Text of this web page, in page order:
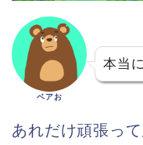
ベアお
本当
あれだけ頑張っ